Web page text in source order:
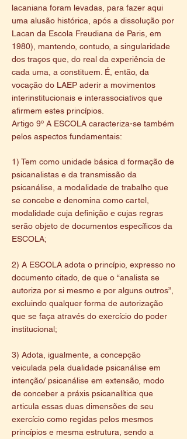
lacaniana foram levadas, para fazer aqui
uma alusão histórica, após a dissolução por
Lacan da Escola Freudiana de Paris, em
1980), mantendo, contudo, a singularidade
dos traços que, do real da experiência de
cada uma, a constituem. É, então, da
vocação do LAEP aderir a movimentos
interinstitucionais e interassociativos que
afirmem estes princípios.
Artigo 9º A ESCOLA caracteriza-se também
pelos aspectos fundamentais:
1) Tem como unidade básica d formação de
psicanalistas e da transmissão da
psicanálise, a modalidade de trabalho que
se concebe e denomina como cartel,
modalidade cuja definição e cujas regras
serão objeto de documentos específicos da
ESCOLA;
2) A ESCOLA adota o princípio, expresso no
documento citado, de que o “analista se
autoriza por si mesmo e por alguns outros”,
excluindo qualquer forma de autorização
que se faça através do exercício do poder
institucional;
3) Adota, igualmente, a concepção
veiculada pela dualidade psicanálise em
intenção/ psicanálise em extensão, modo
de conceber a práxis psicanalítica que
articula essas duas dimensões de seu
exercício como regidas pelos mesmos
princípios e mesma estrutura, sendo a